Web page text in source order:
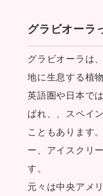
グラビオーラ
グラビオーラは
地に生息する植
英語圏や日本で
ばれ、、スペイ
こともあります
ー、アイスクリ
す。
元々は中央アメ